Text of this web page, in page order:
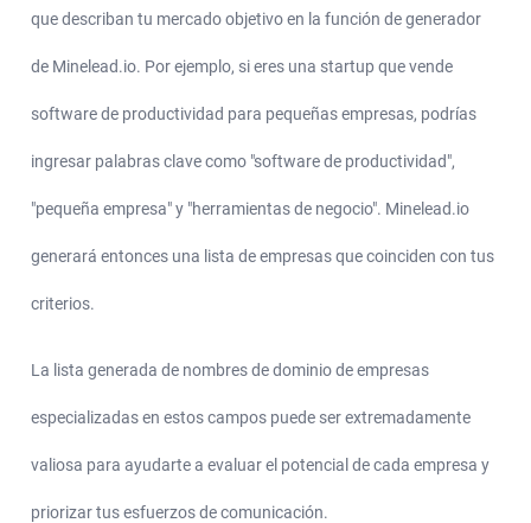
que describan tu mercado objetivo en la función de generador
de Minelead.io. Por ejemplo, si eres una startup que vende
software de productividad para pequeñas empresas, podrías
ingresar palabras clave como "software de productividad",
"pequeña empresa" y "herramientas de negocio". Minelead.io
generará entonces una lista de empresas que coinciden con tus
criterios.
La lista generada de nombres de dominio de empresas
especializadas en estos campos puede ser extremadamente
valiosa para ayudarte a evaluar el potencial de cada empresa y
priorizar tus esfuerzos de comunicación.